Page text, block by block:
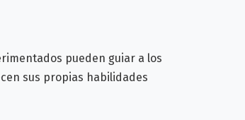
pueden guiar a los
sus propias habilidades